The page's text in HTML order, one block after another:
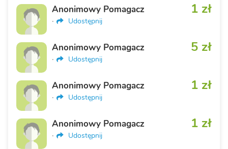
1 zł
Anonimowy Pomagacz
· Udostępnij
5 zł
Anonimowy Pomagacz
· Udostępnij
1 zł
Anonimowy Pomagacz
· Udostępnij
1 zł
Anonimowy Pomagacz
· Udostępnij